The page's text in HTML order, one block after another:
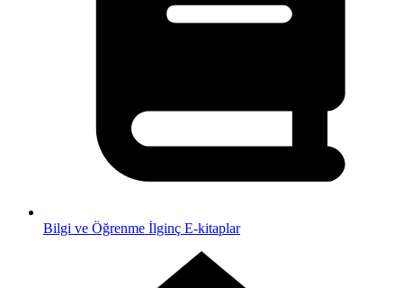
Bilgi ve Öğrenme İlginç E-kitaplar